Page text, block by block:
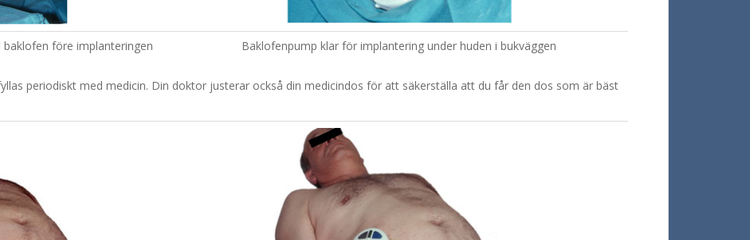
före implanteringen Baklofenpump klar för implantering under huden i bukväggen
periodiskt med medicin. Din doktor justerar också din medicindos för att säkerställa att du får den dos som är bäst